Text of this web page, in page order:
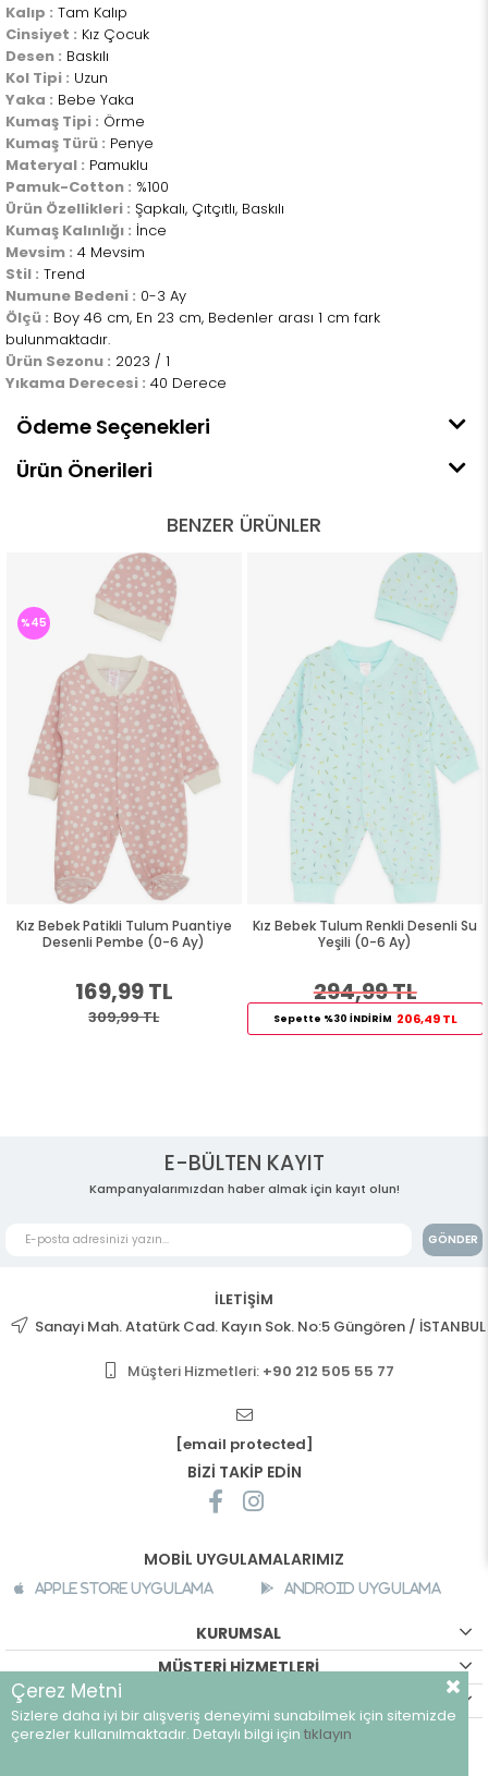
Kalıp : Tam Kalıp
Cinsiyet : Kız Çocuk
Desen : Baskılı
Kol Tipi : Uzun
Yaka : Bebe Yaka
Kumaş Tipi : Örme
Kumaş Türü : Penye
Materyal : Pamuklu
Pamuk-Cotton : %100
Ürün Özellikleri : Şapkalı, Çıtçıtlı, Baskılı
Kumaş Kalınlığı : İnce
Mevsim : 4 Mevsim
Stil : Trend
Numune Bedeni : 0-3 Ay
Ölçü : Boy 46 cm, En 23 cm, Bedenler arası 1 cm fark
bulunmaktadır.
Ürün Sezonu : 2023 / 1
Yıkama Derecesi : 40 Derece
Ödeme Seçenekleri
Ürün Önerileri
BENZER ÜRÜNLER
Kız Bebek Patikli Tulum Puantiye
Desenli Pembe (0-6 Ay)
169,99 TL
309,99 TL
%45
Kız Bebek Tulum Renkli Desenli Su
Yeşili (0-6 Ay)
294,99 TL
Sepette %30 İNDİRİM 206,49 TL
E-BÜLTEN KAYIT
Kampanyalarımızdan haber almak için kayıt olun!
GÖNDER
İLETİŞİM
Sanayi Mah. Atatürk Cad. Kayın Sok. No:5 Güngören / İSTANBUL
Müşteri Hizmetleri: +90 212 505 55 77
[email protected]
BİZİ TAKİP EDİN
MOBİL UYGULAMALARIMIZ
Apple Store Uygulama Android Uygulama
KURUMSAL
MÜŞTERİ HİZMETLERİ
©breeze.com.tr - Tüm hakları saklıdır.
Çerez Metni
Sizlere daha iyi bir alışveriş deneyimi sunabilmek için sitemizde
çerezler kullanılmaktadır. Detaylı bilgi için tıklayın